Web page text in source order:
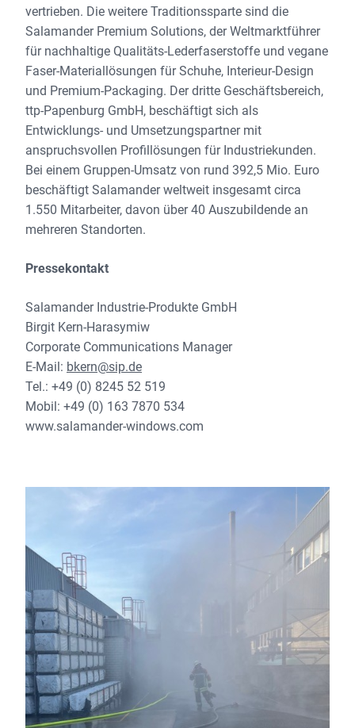
vertrieben. Die weitere Traditionssparte sind die
Salamander Premium Solutions, der Weltmarktführer
für nachhaltige Qualitäts-Lederfaserstoffe und vegane
Faser-Materiallösungen für Schuhe, Interieur-Design
und Premium-Packaging. Der dritte Geschäftsbereich,
ttp-Papenburg GmbH, beschäftigt sich als
Entwicklungs- und Umsetzungspartner mit
anspruchsvollen Profillösungen für Industriekunden.
Bei einem Gruppen-Umsatz von rund 392,5 Mio. Euro
beschäftigt Salamander weltweit insgesamt circa
1.550 Mitarbeiter, davon über 40 Auszubildende an
mehreren Standorten.
Pressekontakt
Salamander Industrie-Produkte GmbH
Birgit Kern-Harasymiw
Corporate Communications Manager
E-Mail: bkern@sip.de
Tel.: +49 (0) 8245 52 519
Mobil: +49 (0) 163 7870 534
www.salamander-windows.com